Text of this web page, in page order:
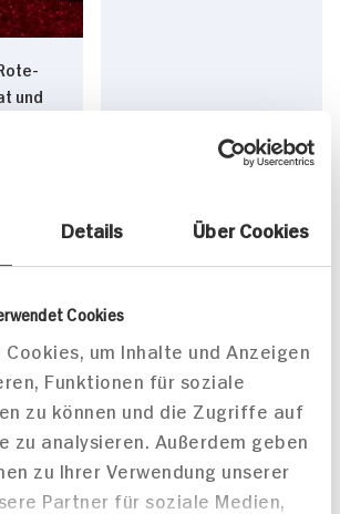
Details Über Cookies
Cookies
um Inhalte und Anzeigen
Funktionen für soziale
zu können und die Zugriffe auf
zu analysieren. Außerdem geben
zu Ihrer Verwendung unserer
Partner für soziale Medien,
und
Galette à la francais mit
Pilzen
60 min
1.097 kcal p. Portion